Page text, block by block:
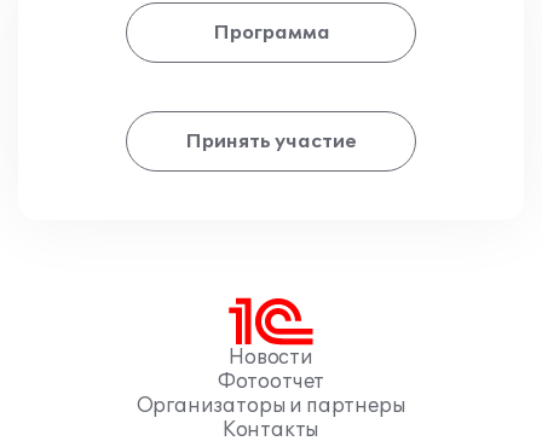
Программа
Принять участие
Новости
Фотоотчет
Организаторы и партнеры
Контакты